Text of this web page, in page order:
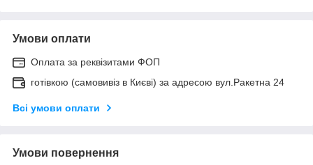
Умови оплати
Оплата за реквізитами ФОП
готівкою (самовивіз в Києві) за адресою вул.Ракетна 24
Всі умови оплати
Умови повернення